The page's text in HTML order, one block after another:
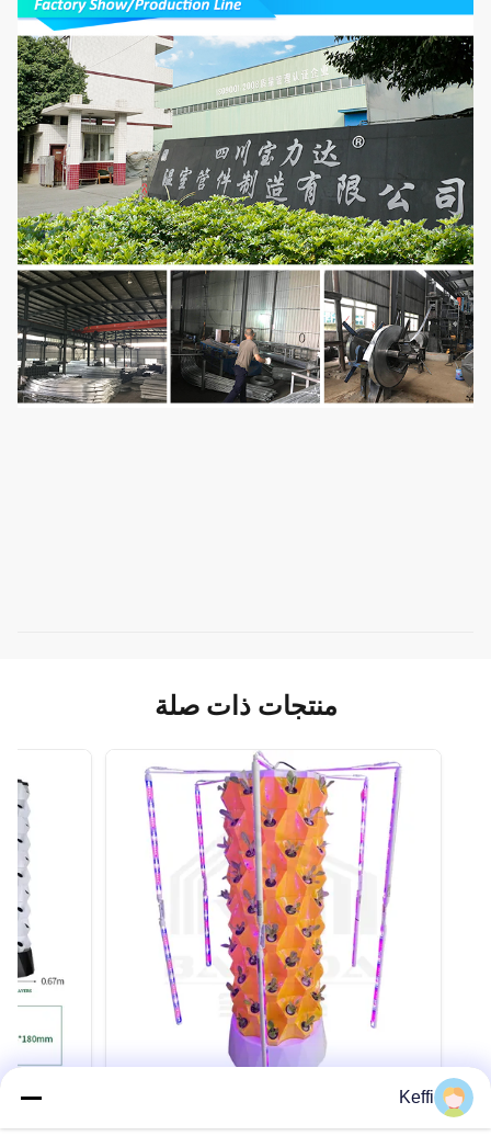
منتجات ذات صلة
عمودي برج زراعة هوائي مع أضواء
Keffi